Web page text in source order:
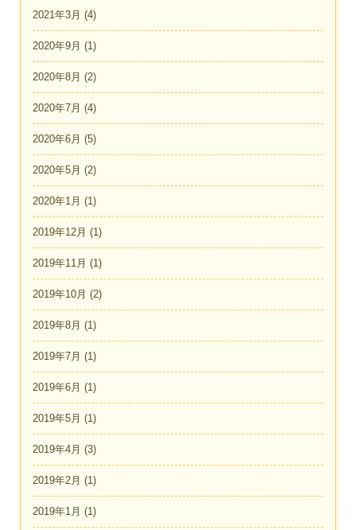
2021年3月 (4)
2020年9月 (1)
2020年8月 (2)
2020年7月 (4)
2020年6月 (5)
2020年5月 (2)
2020年1月 (1)
2019年12月 (1)
2019年11月 (1)
2019年10月 (2)
2019年8月 (1)
2019年7月 (1)
2019年6月 (1)
2019年5月 (1)
2019年4月 (3)
2019年2月 (1)
2019年1月 (1)